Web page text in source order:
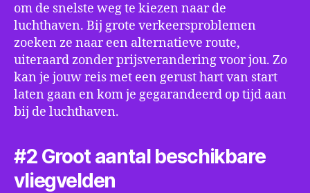
om de snelste weg te kiezen naar de
luchthaven. Bij grote verkeersproblemen
zoeken ze naar een alternatieve route,
uiteraard zonder prijsverandering voor jou. Zo
kan je jouw reis met een gerust hart van start
laten gaan en kom je gegarandeerd op tijd aan
bij de luchthaven.
#2 Groot aantal beschikbare
vliegvelden